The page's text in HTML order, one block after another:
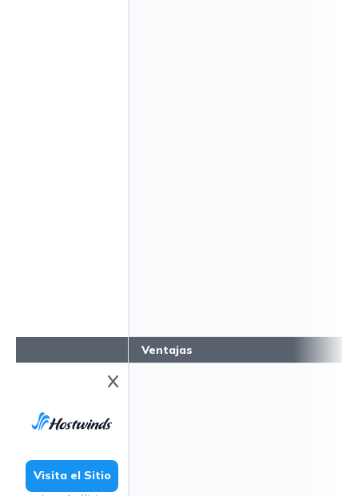
Visita el Sitio
Ventajas